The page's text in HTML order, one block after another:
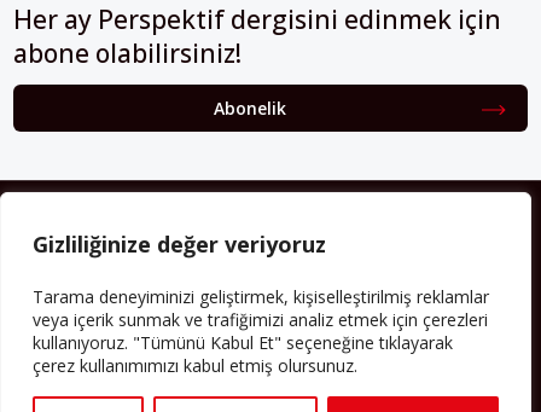
Gizliliğinize değer veriyoruz
Tarama deneyiminizi geliştirmek, kişiselleştirilmiş reklamlar
veya içerik sunmak ve trafiğimizi analiz etmek için çerezleri
kullanıyoruz. "Tümünü Kabul Et" seçeneğine tıklayarak
çerez kullanımımızı kabul etmiş olursunuz.
Her ay Perspektif dergisini edinmek için
abone olabilirsiniz!
Abonelik
Avrupa’ya işçi göçü yarım asrı ardında bırakırken Müslümanlar da
“aidiyet”, “İslam” ve “Avrupa” gibi birçok kavramın çift taraflı olarak
sorgulanmasına neden oldu. Avrupa’da yerleşik bir Müslüman
cemaatin oluşması, hem yerleşik kültür ve siyasi düzen için, hem
de Müslümanlar için yeni sorulara da kapı araladı.